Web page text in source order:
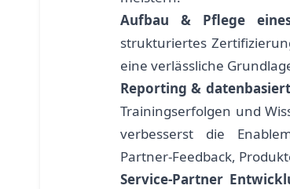
Aufbau & Pflege
strukturiertes
eine verlässliche
Reporting &
Trainingserfolgen und
verbesserst die
Partner-Feedback,
Service-Partner